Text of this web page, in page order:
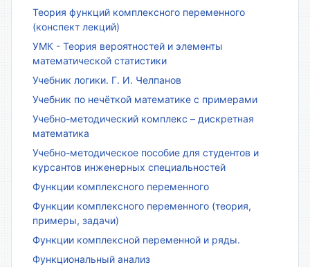
Теория функций комплексного переменного
(конспект лекций)
УМК - Теория вероятностей и элементы
математической статистики
Учебник логики. Г. И. Челпанов
Учебник по нечёткой математике с примерами
Учебно-методический комплекс – дискретная
математика
Учебно-методическое пособие для студентов и
курсантов инженерных специальностей
Функции комплексного переменного
Функции комплексного переменного (теория,
примеры, задачи)
Функции комплексной переменной и ряды.
Функциональный анализ